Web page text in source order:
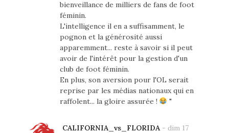
bienveillance de milliers de fans de foot
féminin.
L'intelligence il en a suffisamment, le
pognon et la générosité aussi
apparemment... reste à savoir si il peut
avoir de l'intérêt pour la gestion d'un
club de foot féminin.
En plus, son aversion pour l'OL serait
reprise par les médias nationaux qui en
raffolent... la gloire assurée !
"
CALIFORNIA_vs_FLORIDA- dim 17